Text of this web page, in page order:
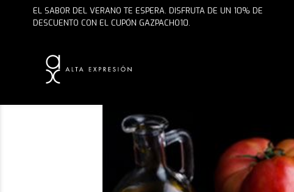
ENVÍO GRATUITO EN PEDIDOS DE $75 O MÁS